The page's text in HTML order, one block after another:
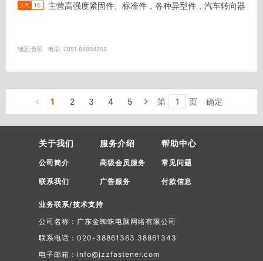
人气 1年 主营高强度紧固件、标准件，各种异型件，汽车转向器
地区:贵阳 电话: 0851-84894256
1 2 3 4 5 第 页 确定
关于我们
公司简介
联系我们
服务介绍
高级会员服务
广告服务
帮助中心
常见问题
付款信息
业务联系/技术支持
公司名称：广东金蜘蛛电脑网络有限公司
联系电话：020-38861363 38861343
电子邮箱：info@jzzfastener.com